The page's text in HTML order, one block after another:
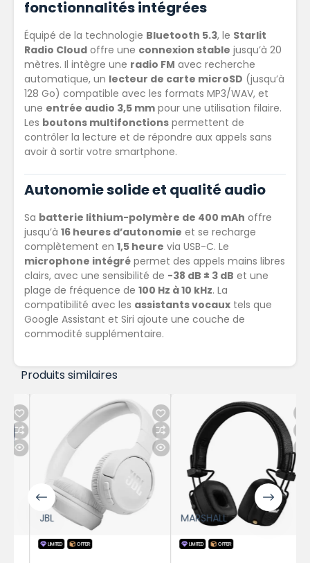
fonctionnalités intégrées
Équipé de la technologie Bluetooth 5.3, le Starlit
Radio Cloud offre une connexion stable jusqu’à 20
mètres. Il intègre une radio FM avec recherche
automatique, un lecteur de carte microSD (jusqu’à
128 Go) compatible avec les formats MP3/WAV, et
une entrée audio 3,5 mm pour une utilisation filaire.
Les boutons multifonctions permettent de
contrôler la lecture et de répondre aux appels sans
avoir à sortir votre smartphone.
Autonomie solide et qualité audio
Sa batterie lithium-polymère de 400 mAh offre
jusqu’à 16 heures d’autonomie et se recharge
complètement en 1,5 heure via USB-C. Le
microphone intégré permet des appels mains libres
clairs, avec une sensibilité de -38 dB ± 3 dB et une
plage de fréquence de 100 Hz à 10 kHz. La
compatibilité avec les assistants vocaux tels que
Google Assistant et Siri ajoute une couche de
commodité supplémentaire.
Produits similaires
JBL
LIMITED OFFER
MARSHALL
LIMITED OFFER